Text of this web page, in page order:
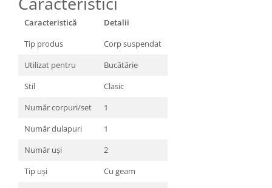
Caracteristică
Detalii
Tip produs
Corp suspendat
Utilizat pentru
Bucătărie
Stil
Clasic
Număr corpuri/set
1
Număr dulapuri
1
Număr uși
2
Tip uși
Cu geam